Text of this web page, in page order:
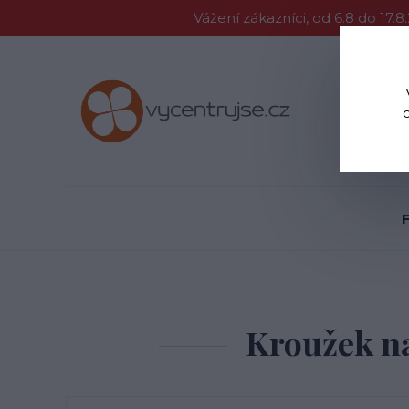
Vážení zákazníci, od 6.8 do
Kroužek